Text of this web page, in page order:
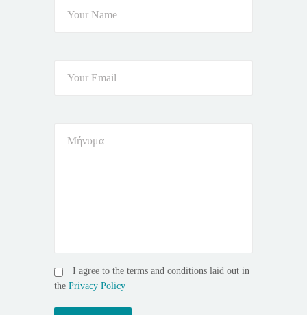
I agree to the terms and conditions laid out in
the Privacy Policy